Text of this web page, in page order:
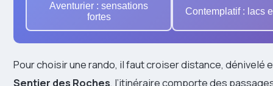
Aventurier : sensations
fortes
Contemplatif : lacs
Pour choisir une rando, il faut croiser distance,
Sentier des Roches, l’itinéraire comporte des